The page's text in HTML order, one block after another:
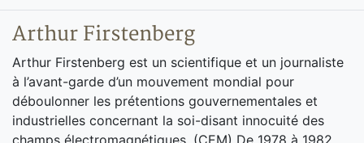
Arthur Firstenberg
Arthur Firstenberg est un scientifique et un journaliste
à l’avant-garde d’un mouvement mondial pour
déboulonner les prétentions gouvernementales et
industrielles concernant la soi-disant innocuité des
champs électromagnétiques. (CEM) De 1978 à 1982,